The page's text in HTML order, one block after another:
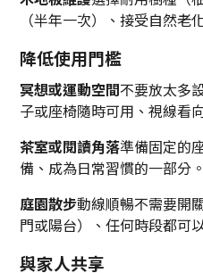
（半年一次）、接受自然老
降低使用門檻
冥想或運動空間不要放太多
子或座椅隨時可用、視線看
茶室或閱讀角落準備固定的
備、成為日常習慣的一部分。
庭園散步動線順暢不需要開
門或陽台）、任何時段都可
與家人共享